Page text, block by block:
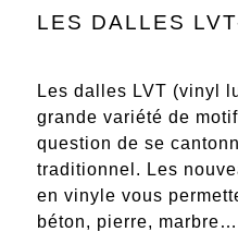
LES DALLES
Les dalles LVT (vinyl
grande variété de
question de se
traditionnel. Les
en vinyle vous
béton, pierre,